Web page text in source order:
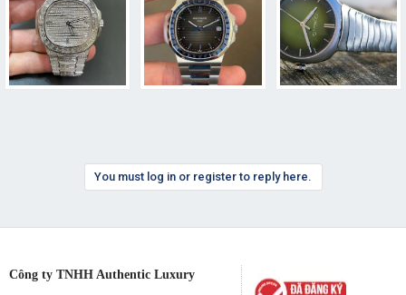
You must log in or register to reply here.
Công ty TNHH Authentic Luxury